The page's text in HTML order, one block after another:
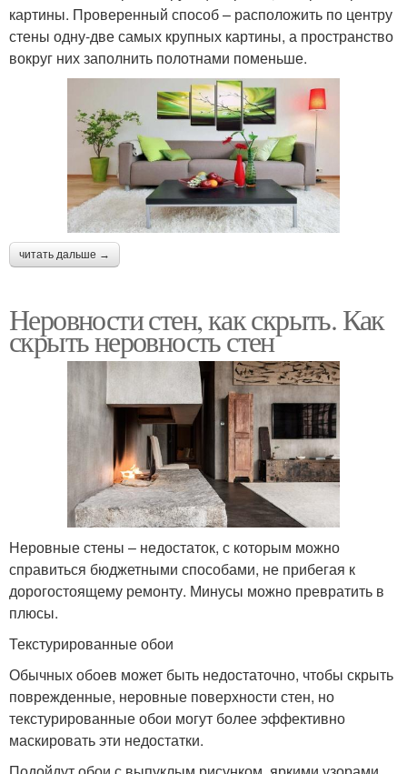
картины. Проверенный способ – расположить по центру
стены одну-две самых крупных картины, а пространство
вокруг них заполнить полотнами поменьше.
читать дальше →
Неровности стен, как скрыть. Как
скрыть неровность стен
Неровные стены – недостаток, с которым можно
справиться бюджетными способами, не прибегая к
дорогостоящему ремонту. Минусы можно превратить в
плюсы.
Текстурированные обои
Обычных обоев может быть недостаточно, чтобы скрыть
поврежденные, неровные поверхности стен, но
текстурированные обои могут более эффективно
маскировать эти недостатки.